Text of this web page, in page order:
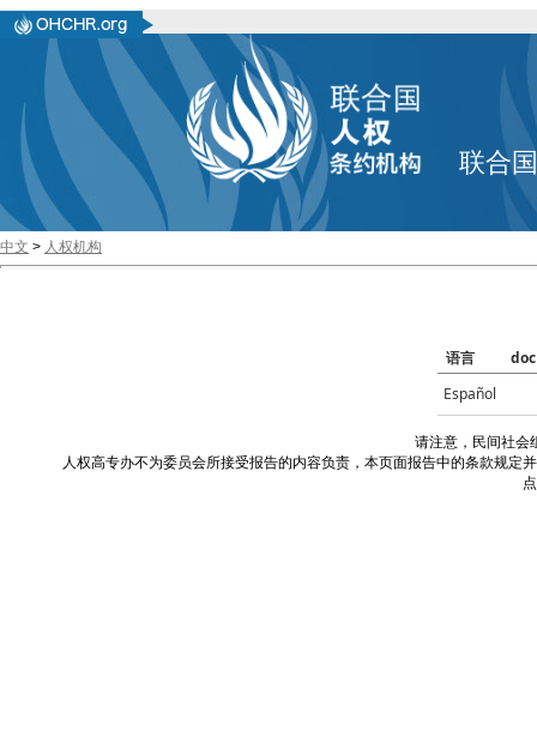
联合
中文 > 人权机构
语言
doc
Español
请注意，民间社会
人权高专办不为委员会所接受报告的内容负责，本页面报告中的条款规